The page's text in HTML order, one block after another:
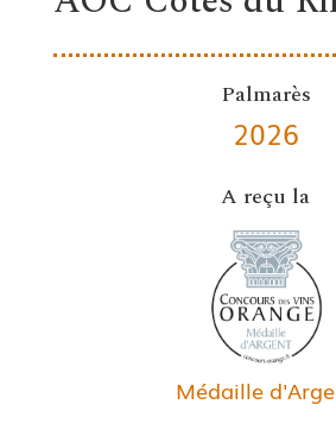
Palmarès
2026
A reçu la
Médaille